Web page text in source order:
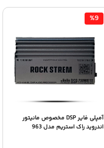
%9
آمپلی فایر DSP مخصوص مانیتور
اندروید راک استریم مدل 963